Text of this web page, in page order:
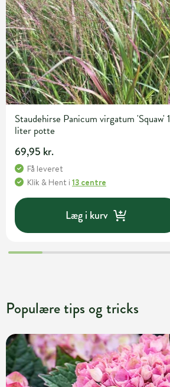
Staudehirse Panicum virgatum 'Squaw' 1
liter potte
69,95 kr.
Få leveret
Klik & Hent i 13 centre
Læg i kurv
Populære tips og tricks